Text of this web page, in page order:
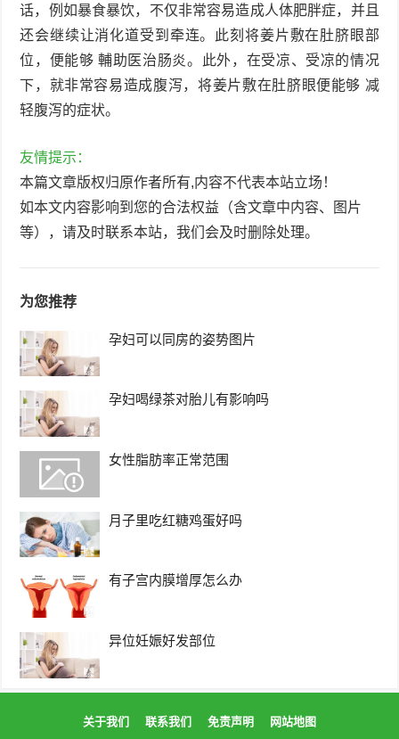
话，例如暴食暴饮，不仅非常容易造成人体肥胖症，并且
还会继续让消化道受到牵连。此刻将姜片敷在肚脐眼部
位，便能够 輔助医治肠炎。此外，在受凉、受凉的情况
下，就非常容易造成腹泻，将姜片敷在肚脐眼便能够 减
轻腹泻的症状。
友情提示：
本篇文章版权归原作者所有,内容不代表本站立场！
如本文内容影响到您的合法权益（含文章中内容、图片
等），请及时联系本站，我们会及时删除处理。
为您推荐
孕妇可以同房的姿势图片
孕妇喝绿茶对胎儿有影响吗
女性脂肪率正常范围
月子里吃红糖鸡蛋好吗
有子宫内膜增厚怎么办
异位妊娠好发部位
关于我们 联系我们 免责声明 网站地图